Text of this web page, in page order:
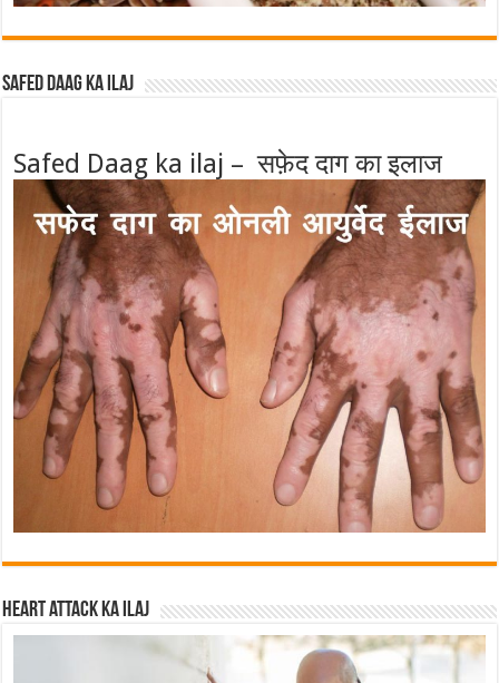
Safed Daag ka ilaj
Safed Daag ka ilaj – सफ़ेद दाग का इलाज
Heart attack ka ilaj